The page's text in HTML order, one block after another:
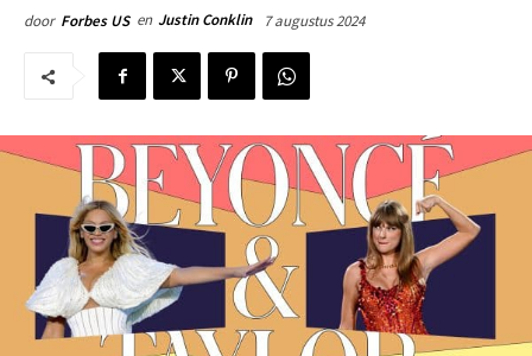
door Forbes US en Justin Conklin 7 augustus 2024